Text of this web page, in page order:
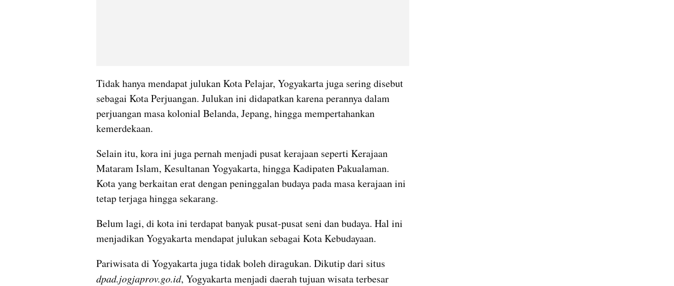
Tidak hanya mendapat julukan Kota Pelajar, Yogyakarta juga sering disebut
sebagai Kota Perjuangan. Julukan ini didapatkan karena perannya dalam
perjuangan masa kolonial Belanda, Jepang, hingga mempertahankan
kemerdekaan.
Selain itu, kora ini juga pernah menjadi pusat kerajaan seperti Kerajaan
Mataram Islam, Kesultanan Yogyakarta, hingga Kadipaten Pakualaman.
Kota yang berkaitan erat dengan peninggalan budaya pada masa kerajaan ini
tetap terjaga hingga sekarang.
Belum lagi, di kota ini terdapat banyak pusat-pusat seni dan budaya. Hal ini
menjadikan Yogyakarta mendapat julukan sebagai Kota Kebudayaan.
dpad.jogjaprov.go.id, Yogyakarta menjadi daerah tujuan wisata terbesar